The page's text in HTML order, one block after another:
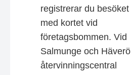
registrerar du besöket
med kortet vid
företagsbommen. Vid
Salmunge och Häverö
återvinningscentral